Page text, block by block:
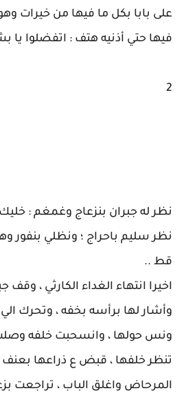
على بابا بكل ما فيها من خيرات
فيها حتي أذنيه هتف : اتفضلوا يا
2
نظر له جبران بنزعاج وغمغم :
نظر سليم باحراج ؛ ونظلي
قط ..
اخيرا انتهاء الغداء الكارثي ،
وأشار لها برأسه بخفه ، وتحرك
ونس حولها ، وانسحبت خلفه
تنظر خلفها ، قبض ع ذراعها
المرحاض واغلق الباب ، تراجعت